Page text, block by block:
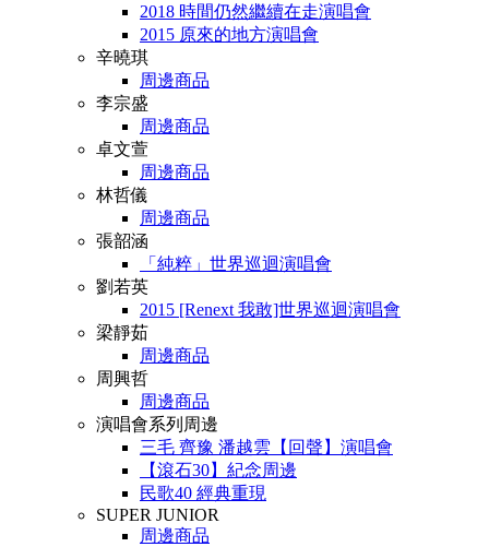
2018 時間仍然繼續在走演唱會
2015 原來的地方演唱會
辛曉琪
周邊商品
李宗盛
周邊商品
卓文萱
周邊商品
林哲儀
周邊商品
張韶涵
「純粹」世界巡迴演唱會
劉若英
2015 [Renext 我敢]世界巡迴演唱會
梁靜茹
周邊商品
周興哲
周邊商品
演唱會系列周邊
三毛 齊豫 潘越雲【回聲】演唱會
【滾石30】紀念周邊
民歌40 經典重現
SUPER JUNIOR
周邊商品